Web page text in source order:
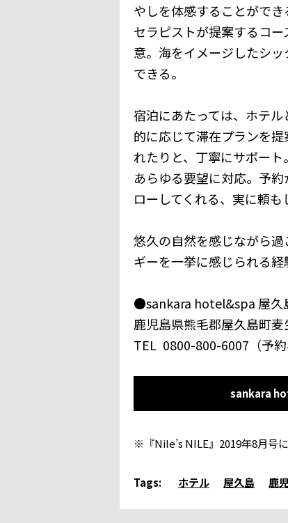
やしを体感することがで
セラピストが提案するコ
意。海をイメージしたシ
できる。
宿泊にあたっては、ホテ
的に応じて滞在プランを
れたりと、丁寧にサポート
あらゆる要望に対応。予
ローしてくれる、実に頼も
悠久の自然を感じながら
ギーを一挙に感じられる経
●sankara hotel&spa 屋久
鹿児島県熊毛郡屋久島町
TEL 0800-800-6007（予約
sankara
※『Nile’s NILE』2019年8月号
Tags: ホテル 屋久島 鹿